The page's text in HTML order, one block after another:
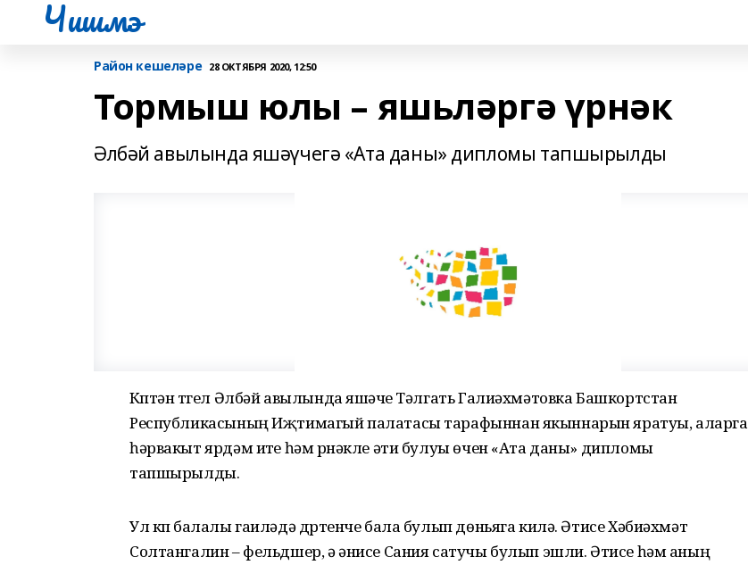
Чишмэ
Район кешеләре 28 ОКТЯБРЯ 2020, 12:50
Тормыш юлы – яшьләргә үрнәк
Әлбәй авылында яшәүчегә «Ата даны» дипломы тапшырылды
Күптән түгел Әлбәй авылында яшәүче Тәлгать Галиәхмәтовка Башкортстан
Республикасының Иҗтимагый палатасы тарафыннан якыннарын яратуы, аларга
һәрвакыт ярдәм итүе һәм үрнәкле әти булуы өчен «Ата даны» дипломы
тапшырылды.
Ул күп балалы гаиләдә дүртенче бала булып дөньяга килә. Әтисе Хәбиәхмәт
Солтангалин – фельдшер, ә әнисе Сания сатучы булып эшли. Әтисе һәм аның